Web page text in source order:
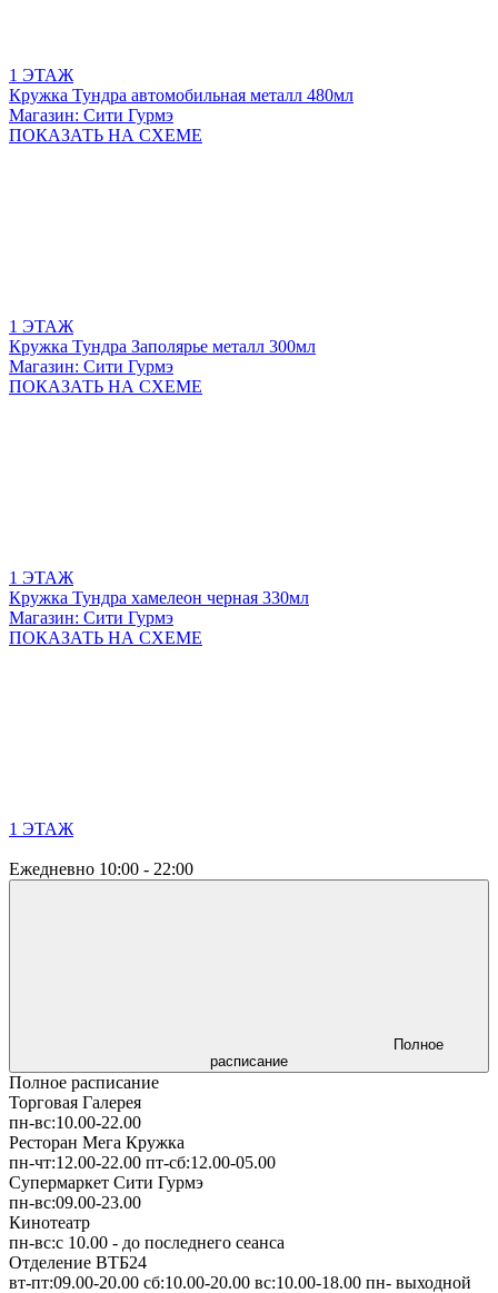
1 ЭТАЖ
Кружка Тундра автомобильная металл 480мл
Магазин: Сити Гурмэ
ПОКАЗАТЬ НА СХЕМЕ
1 ЭТАЖ
Кружка Тундра Заполярье металл 300мл
Магазин: Сити Гурмэ
ПОКАЗАТЬ НА СХЕМЕ
1 ЭТАЖ
Кружка Тундра хамелеон черная 330мл
Магазин: Сити Гурмэ
ПОКАЗАТЬ НА СХЕМЕ
1 ЭТАЖ
Ежедневно 10:00 - 22:00
Полное
расписание
Полное расписание
Торговая Галерея
пн-вс:10.00-22.00
Ресторан Мега Кружка
пн-чт:12.00-22.00 пт-сб:12.00-05.00
Супермаркет Сити Гурмэ
пн-вс:09.00-23.00
Кинотеатр
пн-вс:с 10.00 - до последнего сеанса
Отделение ВТБ24
вт-пт:09.00-20.00 сб:10.00-20.00 вс:10.00-18.00 пн- выходной